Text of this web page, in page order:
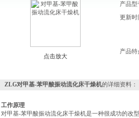
点击放大
产品型
更新时
产品特
ZLG对甲基-苯甲酸振动流化床干燥机的详细资料：
工作原理
对甲基-苯甲酸振动流化床干燥机是一种很成功的改